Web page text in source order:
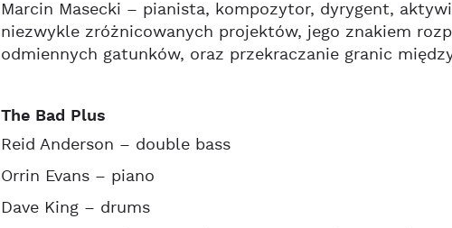
Marcin Masecki – pianista, kompozytor, dyrygent,
niezwykle zróżnicowanych projektów, jego znakiem
odmiennych gatunków, oraz przekraczanie granic
The Bad Plus
Reid Anderson – double bass
Orrin Evans – piano
Dave King – drums